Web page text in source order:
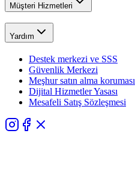
Müşteri Hizmetleri
Yardım
Destek merkezi ve SSS
Güvenlik Merkezi
Meşhur satın alma koruması
Dijital Hizmetler Yasası
Mesafeli Satış Sözleşmesi